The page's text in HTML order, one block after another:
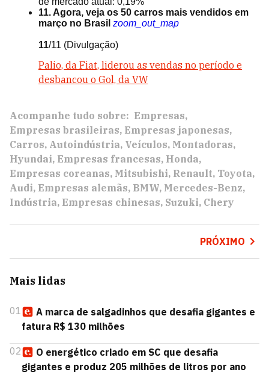
11. Agora, veja os 50 carros mais vendidos em
março no Brasil zoom_out_map
11/11 (Divulgação)
Palio, da Fiat, liderou as vendas no período e
desbancou o Gol, da VW
Acompanhe tudo sobre: Empresas
Empresas brasileiras Empresas japonesas
Carros Autoindústria Veículos Montadoras
Hyundai Empresas francesas Honda
Empresas coreanas Mitsubishi Renault Toyota
Audi Empresas alemãs BMW Mercedes-Benz
Indústria Empresas chinesas Suzuki Chery
PRÓXIMO
Mais lidas
01
A marca de salgadinhos que desafia gigantes e
fatura R$ 130 milhões
02
O energético criado em SC que desafia
gigantes e produz 205 milhões de litros por ano